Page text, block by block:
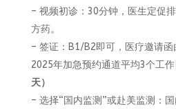
– 视频初诊：30分钟，医生定促
方药。
– 签证：B1/B2即可，医疗邀请函
2025年加急预约通道平均3个工作
天）
– 选择“国内监测”或赴美监测：